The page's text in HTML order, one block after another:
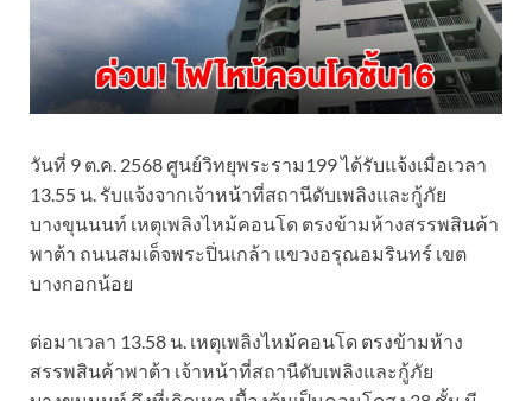
วันที่ 9 ต.ค. 2568 ศูนย์วิทยุพระราม199 ได้รับแจ้งเมื่อเวลา
13.55 น. รับแจ้งจากเจ้าหน้าที่สถานีดับเพลิงและกู้ภัย
บางขุนนนท์ เหตุเพลิงไหม้คอนโด ตรงข้ามห้างสรรพสินค้า
พาต้า ถนนสมเด็จพระปิ่นเกล้า แขวงอรุณอมรินทร์ เขต
บางกอกน้อย
ต่อมาเวลา 13.58 น. เหตุเพลิงไหม้คอนโด ตรงข้ามห้าง
สรรพสินค้าพาต้า เจ้าหน้าที่สถานีดับเพลิงและกู้ภัย